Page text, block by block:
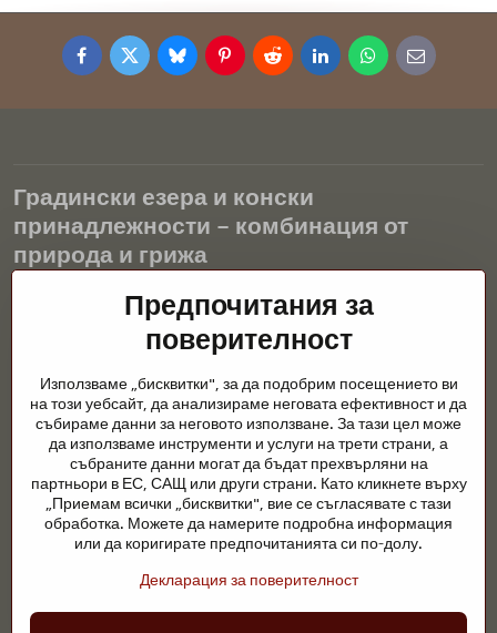
FacebookTwitterBlueskyPinterestRedditLinkedInWhatsApp
E-
mail
Градински езера и конски
принадлежности – комбинация от
природа и грижа
Градинските езера са красиво допълнение към всеки екстериор
и създават хармонична среда за релаксация и живот на водните
животни. Правилната технология, филтрацията и редовната
през цялата година. Също толкова важна е грижата за
животните, които са част от нашия живот.
Конете се нуждаят от висококачествени конски принадлежности,
правилно хранене и отговорни грижи, за да бъдат здрави, силни
и доволни. Независимо дали става въпрос за екипировка за
ездачи, развъдчици или любители на природата, целта е да се
създаде среда, която подкрепя естествения баланс,
Предпочитания за
поверителност
Използваме „бисквитки", за да подобрим посещението ви
на този уебсайт, да анализираме неговата ефективност и да
събираме данни за неговото използване. За тази цел може
да използваме инструменти и услуги на трети страни, а
събраните данни могат да бъдат прехвърляни на
партньори в ЕС, САЩ или други страни. Като кликнете върху
„Приемам всички „бисквитки", вие се съгласявате с тази
обработка. Можете да намерите подробна информация
или да коригирате предпочитанията си по-долу.
Декларация за поверителност